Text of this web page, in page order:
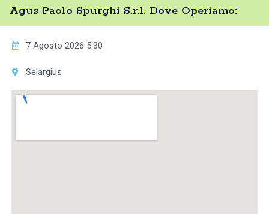
Agus Paolo Spurghi S.r.l. Dove Operiamo:
7 Agosto 2026 5:30
Selargius